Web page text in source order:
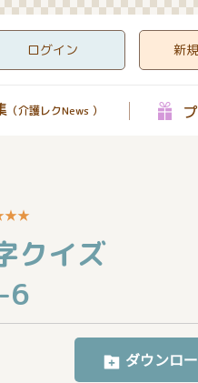
ログイン 新
（介護レクNews ）
★★
クイズ
6
ダウンロ